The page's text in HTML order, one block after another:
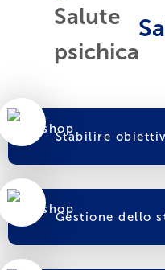
Stabilire
Gestione dello